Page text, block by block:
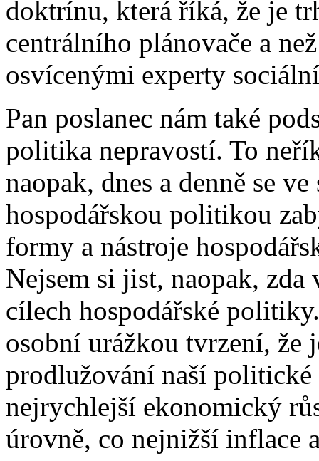
doktrínu, která říká, že je
centrálního plánovače a
osvícenými experty
Pan poslanec nám také
politika nepravostí. To
naopak, dnes a denně se
hospodářskou politikou
formy a nástroje
Nejsem si jist, naopak, zda
cílech hospodářské
osobní urážkou tvrzení, že
prodlužování naší
nejrychlejší ekonomický
úrovně, co nejnižší inflace